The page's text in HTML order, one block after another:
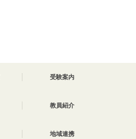
受験案内
教員紹介
地域連携